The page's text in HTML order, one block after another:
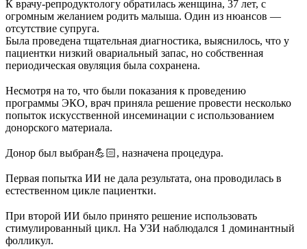
К врачу-репродуктологу обратилась женщина, 37 лет, с
огромным желанием родить малыша. Один из нюансов —
отсутствие супруга.
Была проведена тщательная диагностика, выяснилось, что у
пациентки низкий овариальный запас, но собственная
периодическая овуляция была сохранена.
Несмотря на то, что были показания к проведению
программы ЭКО, врач приняла решение провести несколько
попыток искусственной инсеминации с использованием
донорского материала.
Донор был выбран💪🏻, назначена процедура.
Первая попытка ИИ не дала результата, она проводилась в
естественном цикле пациентки.
При второй ИИ было принято решение использовать
стимулированный цикл. На УЗИ наблюдался 1 доминантный
фолликул.